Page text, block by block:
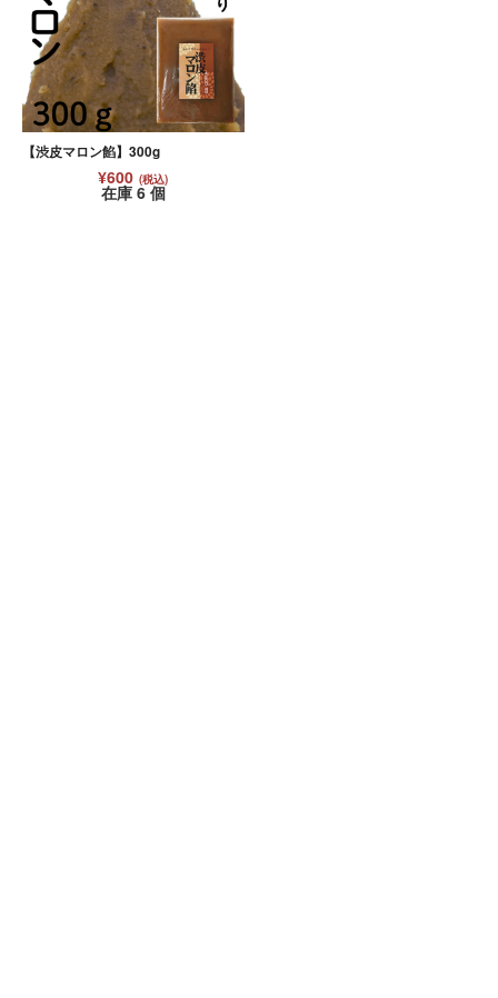
【渋皮マロン餡】300g
¥600 (税込)
在庫 6 個